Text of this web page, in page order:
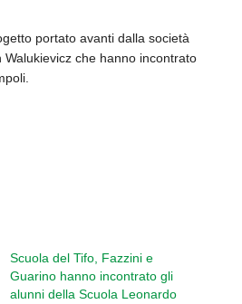
portato avanti dalla società
Walukievicz che hanno incontrato
Scuola del Tifo, Fazzini e
Guarino hanno incontrato gli
alunni della Scuola Leonardo